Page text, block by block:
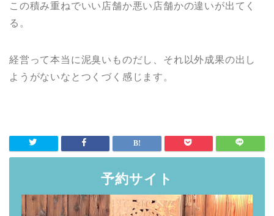
この積み重ねでいい店舗か悪い店舗かの違いが出てく
る。
経営って本当に泥臭いものだし、それ以外成果の出し
ようがないなとつくづく感じます。
予約サイト